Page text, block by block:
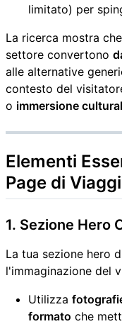
limitato) per
La ricerca mostra
settore convertono
alle alternative
contesto del
o immersione
Elementi
Page di
1. Sezione Hero
La tua sezione hero
l'immaginazione del
Utilizza
formato che